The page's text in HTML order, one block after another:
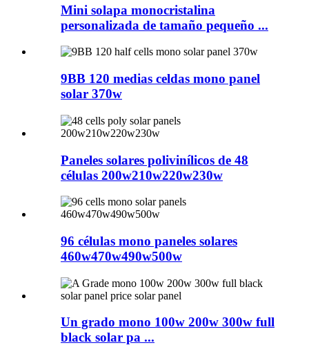
Mini solapa monocristalina
personalizada de tamaño pequeño ...
9BB 120 medias celdas mono panel
solar 370w
Paneles solares polivinílicos de 48
células 200w210w220w230w
96 células mono paneles solares
460w470w490w500w
Un grado mono 100w 200w 300w full
black solar pa ...